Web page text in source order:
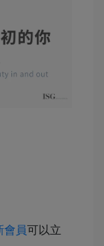
會員可以立